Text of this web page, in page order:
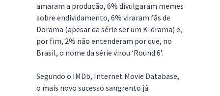
amaram a produção, 6% divulgaram memes
sobre endividamento, 6% viraram fãs de
Dorama (apesar da série ser um K-drama) e,
por fim, 2% não entenderam por que, no
Brasil, o nome da série virou ‘Round 6’.
Segundo o IMDb, Internet Movie Database,
o mais novo sucesso sangrento já